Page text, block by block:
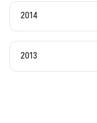
2014
2013